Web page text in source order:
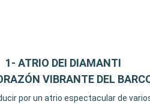
1- ATRIO DEI DIAMANTI
VIBRANTE DEL
por un atrio espectacular de